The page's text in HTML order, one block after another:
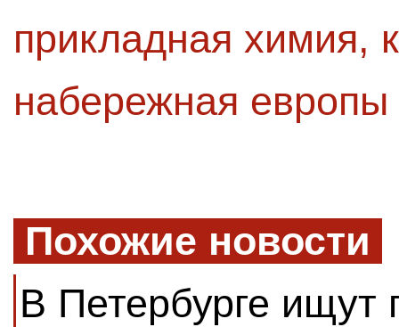
прикладная химия,
набережная европы
Похожие новости
В Петербурге ищут